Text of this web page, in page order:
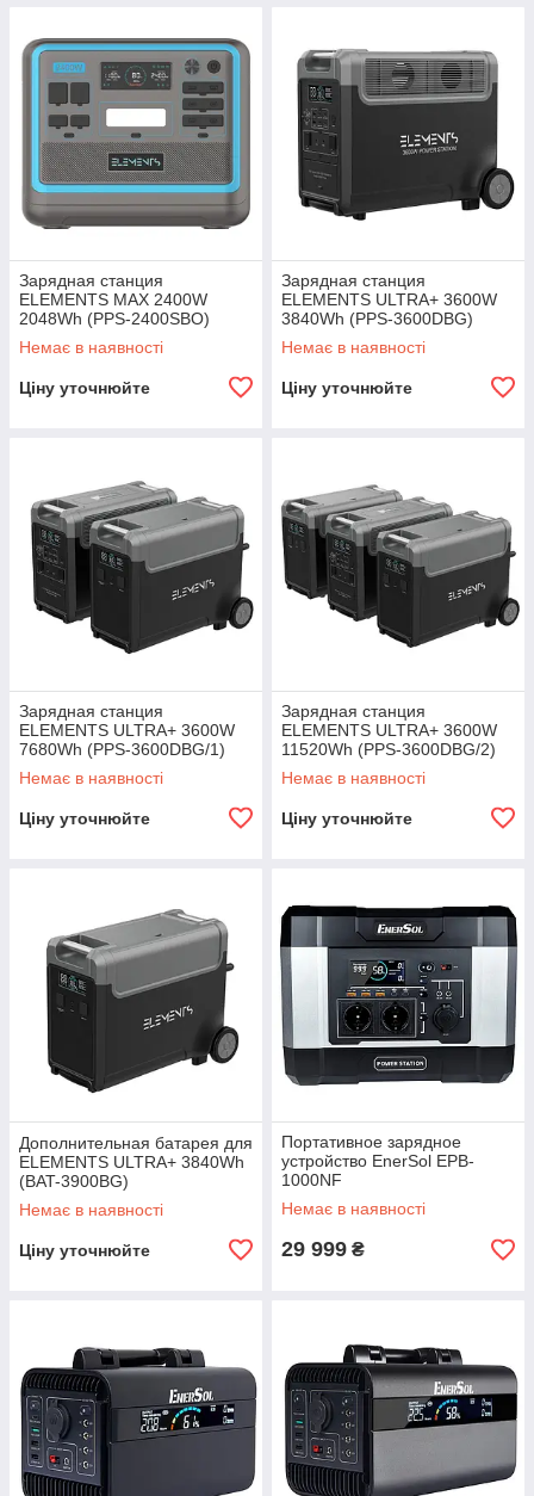
Зарядная станция
ELEMENTS MAX 2400W
2048Wh (PPS-2400SBO)
Немає в наявності
Ціну уточнюйте
Зарядная станция
ELEMENTS ULTRA+ 3600W
3840Wh (PPS-3600DBG)
Немає в наявності
Ціну уточнюйте
Зарядная станция
ELEMENTS ULTRA+ 3600W
7680Wh (PPS-3600DBG/1)
Немає в наявності
Ціну уточнюйте
Зарядная станция
ELEMENTS ULTRA+ 3600W
11520Wh (PPS-3600DBG/2)
Немає в наявності
Ціну уточнюйте
Дополнительная батарея для
ELEMENTS ULTRA+ 3840Wh
(BAT-3900BG)
Немає в наявності
Ціну уточнюйте
Портативное зарядное
устройство EnerSol EPB-
1000NF
Немає в наявності
29 999 ₴